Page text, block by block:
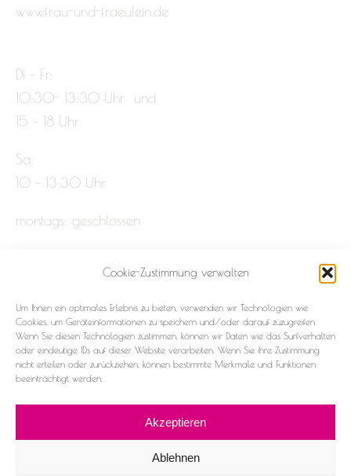
Cookie-Zustimmung verwalten
Um Ihnen ein optimales Erlebnis zu bieten, verwenden wir Technologien wie
Cookies, um Geräteinformationen zu speichern und/oder darauf zuzugreifen.
Wenn Sie diesen Technologien zustimmen, können wir Daten wie das Surfverhalten
oder eindeutige IDs auf dieser Website verarbeiten. Wenn Sie ihre Zustimmung
nicht erteilen oder zurückziehen, können bestimmte Merkmale und Funktionen
beeinträchtigt werden.
Akzeptieren
Ablehnen
www.frau-und-fraeulein.de
Di – Fr:
10:30- 13:30 Uhr und
15 – 18 Uhr
Sa:
10 – 13:30 Uhr
montags: geschlossen
Datenschutz
Cookie-Richtlinie (EU)